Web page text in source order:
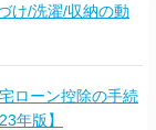
け/洗濯/収納の動
ローン控除の手続
年版】